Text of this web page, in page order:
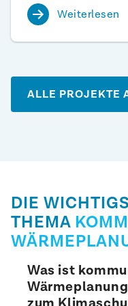
Weiterlesen
ALLE PROJEKTE
DIE
THEMA
Was ist